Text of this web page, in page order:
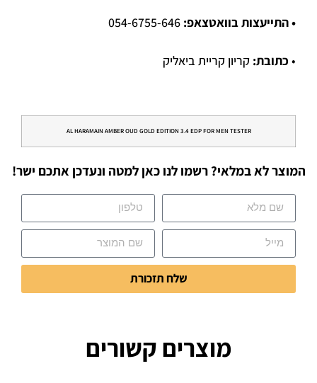
• התייעצות בוואטצאפ:
• כתובת: קריון קריית ביאליק
AL HARAMAIN AMBER OUD GOLD EDITION 3.4 EDP FOR MEN TESTER
המוצר לא במלאי? רשמו לנו כאן למטה ונעדכן אתכם ישר!
שלח תזכורת
מוצרים קשורים